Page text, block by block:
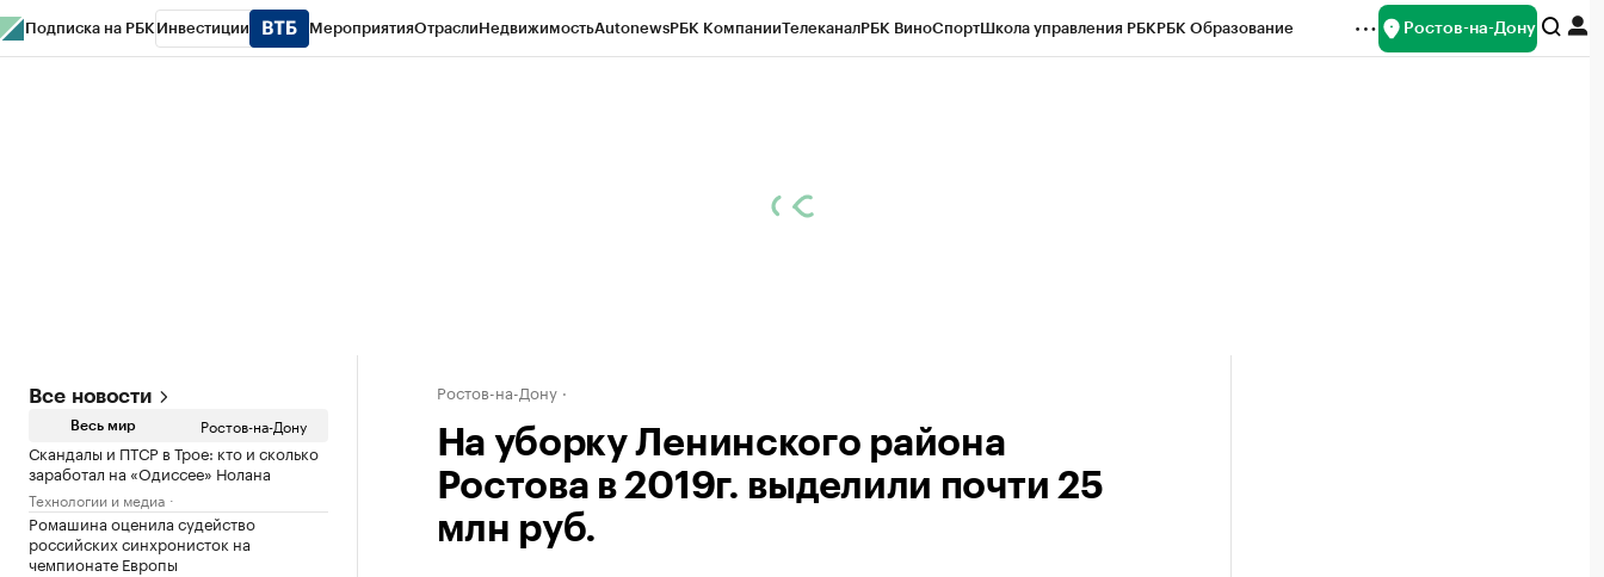
Подписка на РБК Инвестиции МероприятияОтраслиНедвижимостьAutonewsРБК КомпанииТелеканалРБК ВиноСпортШкола управления РБКРБК Образование Ростов-на-Дону
Все новости
Весь мир Ростов-на-Дону
Скандалы и ПТСР в Трое: кто и сколько
заработал на «Одиссее» Нолана
Технологии и медиа
Ромашина оценила судейство
российских синхронисток на
чемпионате Европы
Ростов-на-Дону
На уборку Ленинского района
Ростова в 2019г. выделили почти 25
млн руб.